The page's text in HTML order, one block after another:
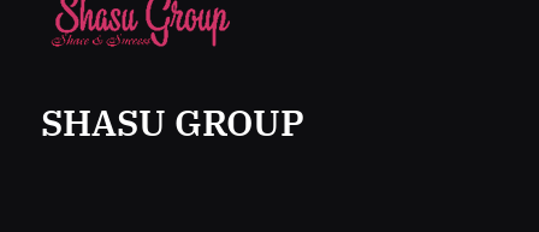
SHASU GROUP